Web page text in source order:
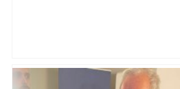
"C’est l’une des plus fortes